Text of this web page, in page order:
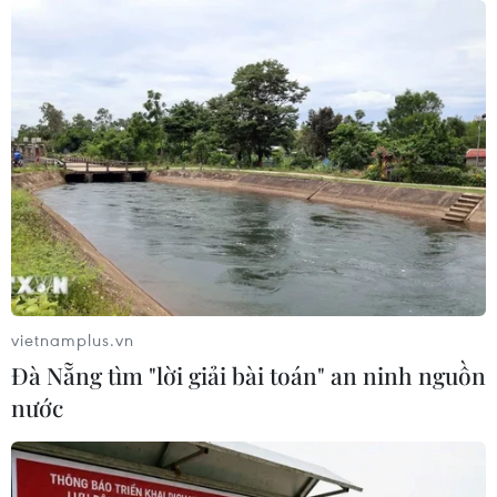
Tháng 12/2026 hoàn thành mở rộng
đoạn cao tốc Thành phố Hồ Chí
Minh-Long Thành
07/08/2026 10:29
Lào Cai: Đứt gãy 30m đường
tỉnh 161 sau mưa lớn, giao thông bị
chia cắt
Đã xác định phương tiện khiến hàng
loạt ôtô thủng lốp trên cao tốc Bắc-
Nam
07/08/2026 10:03
vietnamplus.vn
Đà Nẵng tìm "lời giải bài toán" an ninh nguồn
nước